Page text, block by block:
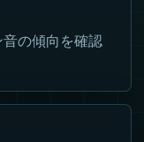
の傾向を確認